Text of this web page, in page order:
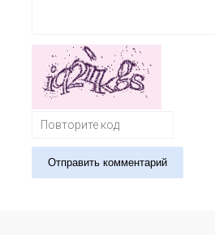
Отправить комментарий